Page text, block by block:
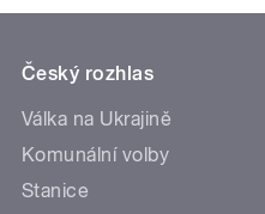
Český rozhlas
Válka na Ukrajině
Komunální volby
Stanice